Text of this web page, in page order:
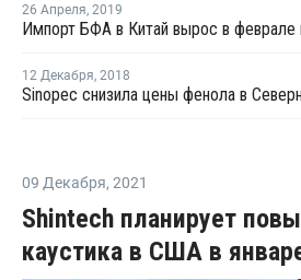
26 Апреля, 2019
Импорт БФА в Китай вырос в феврале
12 Декабря, 2018
09 Декабря, 2021
Shintech планирует
каустика в США в